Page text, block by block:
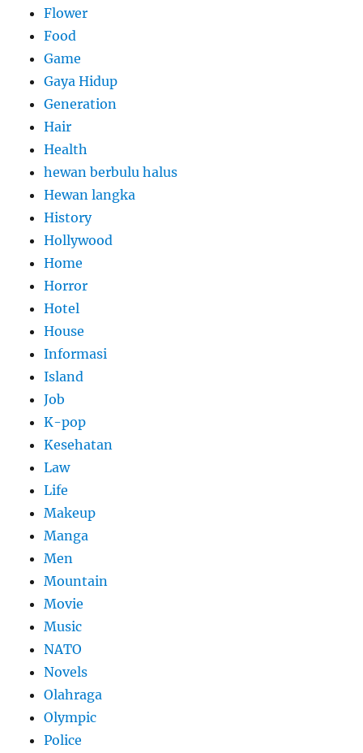
Flower
Food
Game
Gaya Hidup
Generation
Hair
Health
hewan berbulu halus
Hewan langka
History
Hollywood
Home
Horror
Hotel
House
Informasi
Island
Job
K-pop
Kesehatan
Law
Life
Makeup
Manga
Men
Mountain
Movie
Music
NATO
Novels
Olahraga
Olympic
Police